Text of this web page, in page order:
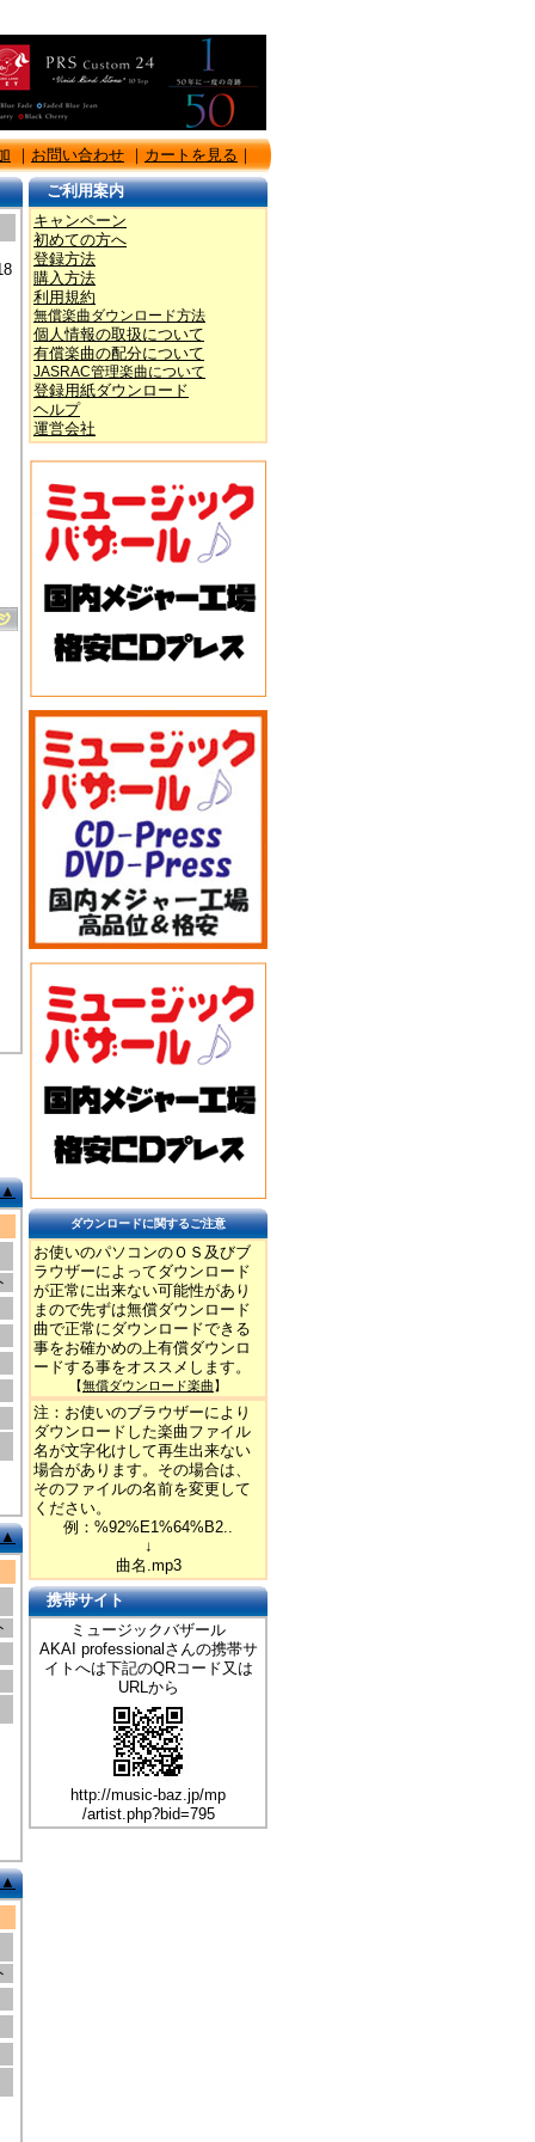
｜ お問い合わせ ｜ カートを見る ｜
▲
▲
▲
ご利用案内
キャンペーン
初めての方へ
登録方法
購入方法
利用規約
無償楽曲ダウンロード方法
個人情報の取扱について
有償楽曲の配分について
JASRAC管理楽曲について
登録用紙ダウンロード
ヘルプ
運営会社
ダウンロードに関するご注意
お使いのパソコンのＯＳ及びブ
ラウザーによってダウンロード
が正常に出来ない可能性があり
まので先ずは無償ダウンロード
曲で正常にダウンロードできる
事をお確かめの上有償ダウンロ
ードする事をオススメします。
【無償ダウンロード楽曲】
注：お使いのブラウザーにより
ダウンロードした楽曲ファイル
名が文字化けして再生出来ない
場合があります。その場合は、
そのファイルの名前を変更して
ください。
例：%92%E1%64%B2..
↓
曲名.mp3
携帯サイト
ミュージックバザール
AKAI professionalさんの携帯サ
イトへは下記のQRコード又は
URLから
http://music-baz.jp/mp
/artist.php?bid=795